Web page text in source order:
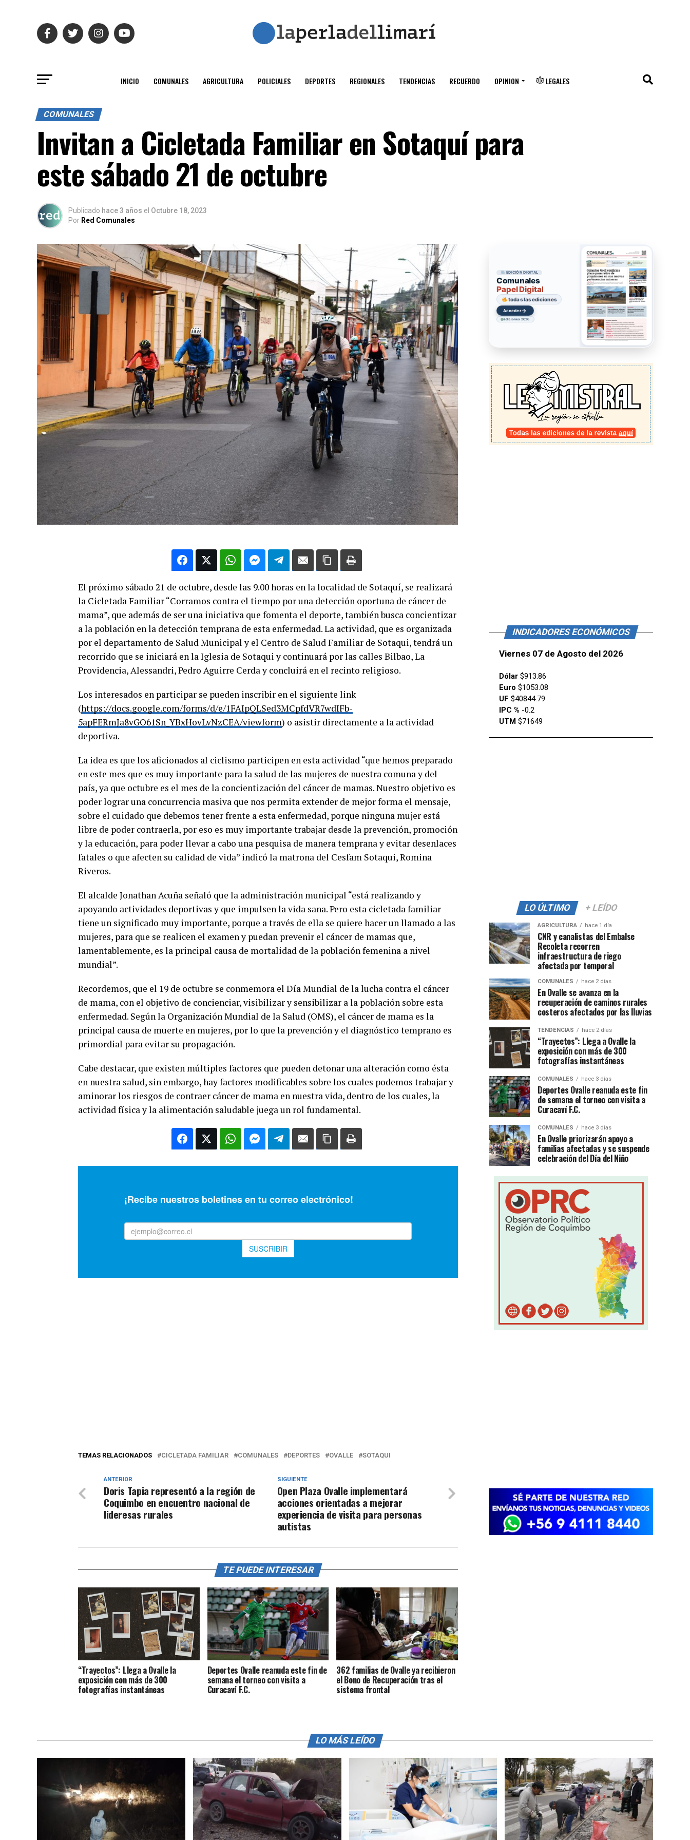
INICIO COMUNALES AGRICULTURA POLICIALES DEPORTES REGIONALES TENDENCIAS RECUERDO OPINION LEGALES
COMUNALES
Invitan a Cicletada Familiar en Sotaquí para
este sábado 21 de octubre
Publicado hace 3 años el Octubre 18, 2023
Por Red Comunales
El próximo sábado 21 de octubre, desde las 9.00 horas en la localidad de Sotaquí, se realizará
la Cicletada Familiar “Corramos contra el tiempo por una detección oportuna de cáncer de
mama”, que además de ser una iniciativa que fomenta el deporte, también busca concientizar
a la población en la detección temprana de esta enfermedad. La actividad, que es organizada
por el departamento de Salud Municipal y el Centro de Salud Familiar de Sotaqui, tendrá un
recorrido que se iniciará en la Iglesia de Sotaqui y continuará por las calles Bilbao, La
Providencia, Alessandri, Pedro Aguirre Cerda y concluirá en el recinto religioso.
Los interesados en participar se pueden inscribir en el siguiente link
(https://docs.google.com/forms/d/e/1FAIpQLSed3MCpfdVR7wdIFb-
5apFERmJa8vGO61Sn_YBxHovLvNzCEA/viewform) o asistir directamente a la actividad
deportiva.
La idea es que los aficionados al ciclismo participen en esta actividad “que hemos preparado
en este mes que es muy importante para la salud de las mujeres de nuestra comuna y del
país, ya que octubre es el mes de la concientización del cáncer de mamas. Nuestro objetivo es
poder lograr una concurrencia masiva que nos permita extender de mejor forma el mensaje,
sobre el cuidado que debemos tener frente a esta enfermedad, porque ninguna mujer está
libre de poder contraerla, por eso es muy importante trabajar desde la prevención, promoción
y la educación, para poder llevar a cabo una pesquisa de manera temprana y evitar desenlaces
fatales o que afecten su calidad de vida” indicó la matrona del Cesfam Sotaqui, Romina
Riveros.
El alcalde Jonathan Acuña señaló que la administración municipal “está realizando y
apoyando actividades deportivas y que impulsen la vida sana. Pero esta cicletada familiar
tiene un significado muy importante, porque a través de ella se quiere hacer un llamado a las
mujeres, para que se realicen el examen y puedan prevenir el cáncer de mamas que,
lamentablemente, es la principal causa de mortalidad de la población femenina a nivel
mundial”.
Recordemos, que el 19 de octubre se conmemora el Día Mundial de la lucha contra el cáncer
de mama, con el objetivo de concienciar, visibilizar y sensibilizar a la población sobre esta
enfermedad. Según la Organización Mundial de la Salud (OMS), el cáncer de mama es la
principal causa de muerte en mujeres, por lo que la prevención y el diagnóstico temprano es
primordial para evitar su propagación.
Cabe destacar, que existen múltiples factores que pueden detonar una alteración como ésta
en nuestra salud, sin embargo, hay factores modificables sobre los cuales podemos trabajar y
aminorar los riesgos de contraer cáncer de mama en nuestra vida, dentro de los cuales, la
actividad física y la alimentación saludable juega un rol fundamental.
TEMAS RELACIONADOS CICLETADA FAMILIAR COMUNALES DEPORTES OVALLE SOTAQUI
SIGUIENTE
Open Plaza Ovalle implementará
acciones orientadas a mejorar
experiencia de visita para personas
autistas
ANTERIOR
Doris Tapia representó a la región de
Coquimbo en encuentro nacional de
lideresas rurales
TE PUEDE INTERESAR
“Trayectos”: Llega a Ovalle la
exposición con más de 300
fotografías instantáneas
Deportes Ovalle reanuda este fin de
semana el torneo con visita a
Curacaví F.C.
362 familias de Ovalle ya recibieron
el Bono de Recuperación tras el
sistema frontal
EDICIÓN DIGITAL
Comunales
Papel Digital
todas las ediciones
Acceder→
ediciones 2026
INDICADORES ECONÓMICOS
Viernes 07 de Agosto del 2026
Dólar $913.86
Euro $1053.08
UF $40844.79
IPC % -0.2
UTM $71649
LO ÚLTIMO + LEÍDO
AGRICULTURA hace 1 día
CNR y canalistas del Embalse
Recoleta recorren
infraestructura de riego
afectada por temporal
COMUNALES hace 2 días
En Ovalle se avanza en la
recuperación de caminos rurales
costeros afectados por las lluvias
TENDENCIAS hace 2 días
“Trayectos”: Llega a Ovalle la
exposición con más de 300
fotografías instantáneas
COMUNALES hace 3 días
Deportes Ovalle reanuda este fin
de semana el torneo con visita a
Curacaví F.C.
COMUNALES hace 3 días
En Ovalle priorizarán apoyo a
familias afectadas y se suspende
celebración del Día del Niño
LO MÁS LEÍDO